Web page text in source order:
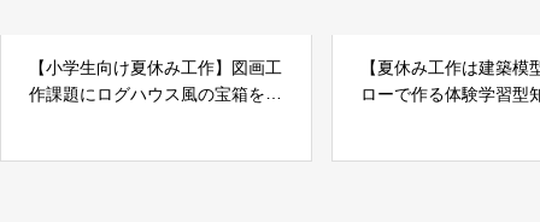
【小学生向け夏休み工作】図画工
作課題にログハウス風の宝箱を作
【夏休み工作は建築模
ローで作る体験学習型